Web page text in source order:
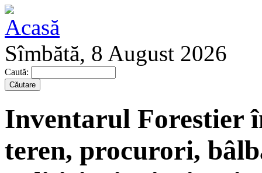
Sîmbătă, 8 August 2026
Caută:
Inventarul Forestier
teren, procurori,